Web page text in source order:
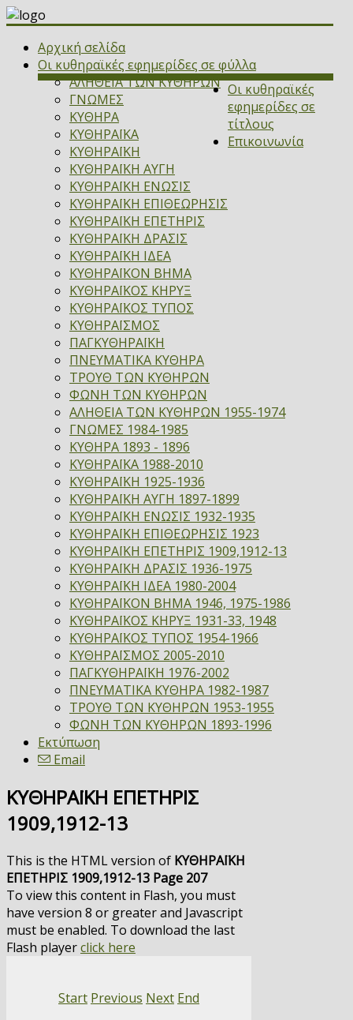
Αρχική σελίδα
Οι κυθηραϊκές εφημερίδες σε φύλλα
ΑΛΗΘΕΙΑ ΤΩΝ ΚΥΘΗΡΩΝ
ΓΝΩΜΕΣ
ΚΥΘΗΡΑ
ΚΥΘΗΡΑΪΚΑ
ΚΥΘΗΡΑΪΚΗ
ΚΥΘΗΡΑΪΚΗ ΑΥΓΗ
ΚΥΘΗΡΑΪΚΗ ΕΝΩΣΙΣ
ΚΥΘΗΡΑΪΚΗ ΕΠΙΘΕΩΡΗΣΙΣ
ΚΥΘΗΡΑΪΚΗ ΕΠΕΤΗΡΙΣ
ΚΥΘΗΡΑΪΚΗ ΔΡΑΣΙΣ
ΚΥΘΗΡΑΪΚΗ ΙΔΕΑ
ΚΥΘΗΡΑΪΚΟΝ ΒΗΜΑ
ΚΥΘΗΡΑΪΚΟΣ ΚΗΡΥΞ
ΚΥΘΗΡΑΪΚΟΣ ΤΥΠΟΣ
ΚΥΘΗΡΑΪΣΜΟΣ
ΠΑΓΚΥΘΗΡΑΪΚΗ
ΠΝΕΥΜΑΤΙΚΑ ΚΥΘΗΡΑ
ΤΡΟΥΘ ΤΩΝ ΚΥΘΗΡΩΝ
ΦΩΝΗ ΤΩΝ ΚΥΘΗΡΩΝ
Οι κυθηραϊκές
εφημερίδες σε
τίτλους
ΑΛΗΘΕΙΑ ΤΩΝ ΚΥΘΗΡΩΝ 1955-1974
ΓΝΩΜΕΣ 1984-1985
ΚΥΘΗΡΑ 1893 - 1896
ΚΥΘΗΡΑΪΚΑ 1988-2010
ΚΥΘΗΡΑΪΚΗ 1925-1936
ΚΥΘΗΡΑΪΚΗ ΑΥΓΗ 1897-1899
ΚΥΘΗΡΑΪΚΗ ΕΝΩΣΙΣ 1932-1935
ΚΥΘΗΡΑΪΚΗ ΕΠΙΘΕΩΡΗΣΙΣ 1923
ΚΥΘΗΡΑΪΚΗ ΕΠΕΤΗΡΙΣ 1909,1912-13
ΚΥΘΗΡΑΪΚΗ ΔΡΑΣΙΣ 1936-1975
ΚΥΘΗΡΑΪΚΗ ΙΔΕΑ 1980-2004
ΚΥΘΗΡΑΪΚΟΝ ΒΗΜΑ 1946, 1975-1986
ΚΥΘΗΡΑΪΚΟΣ ΚΗΡΥΞ 1931-33, 1948
ΚΥΘΗΡΑΪΚΟΣ ΤΥΠΟΣ 1954-1966
ΚΥΘΗΡΑΪΣΜΟΣ 2005-2010
ΠΑΓΚΥΘΗΡΑΪΚΗ 1976-2002
ΠΝΕΥΜΑΤΙΚΑ ΚΥΘΗΡΑ 1982-1987
ΤΡΟΥΘ ΤΩΝ ΚΥΘΗΡΩΝ 1953-1955
ΦΩΝΗ ΤΩΝ ΚΥΘΗΡΩΝ 1893-1996
Επικοινωνία
Εκτύπωση
Email
ΚΥΘΗΡΑΪΚΗ ΕΠΕΤΗΡΙΣ
1909,1912-13
This is the HTML version of ΚΥΘΗΡΑΪΚΗ
ΕΠΕΤΗΡΙΣ 1909,1912-13 Page 207
To view this content in Flash, you must
have version 8 or greater and Javascript
must be enabled. To download the last
Flash playerclick here
Start Previous Next End